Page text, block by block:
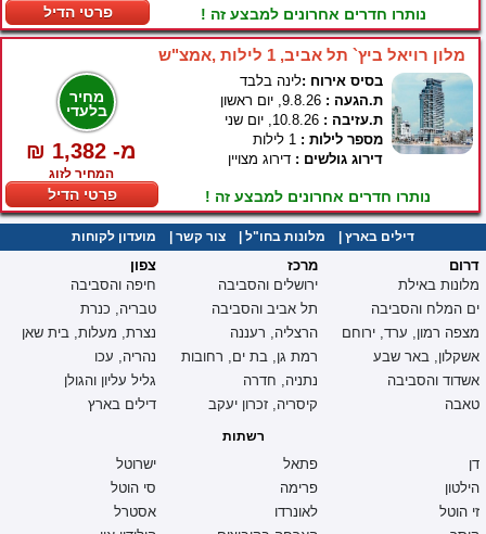
פרטי הדיל נותרו חדרים אחרונים למבצע זה !
מלון רויאל ביץ` תל אביב, 1 לילות ,אמצ"ש
מחיר
בלעדי
₪ 1,382 -מ
המחיר לזוג
פרטי הדיל
בסיס אירוח :לינה בלבד
ת.הגעה :
ת.עזיבה :
מספר לילות :
דירוג גולשים : דירוג מצויין
נותרו חדרים אחרונים למבצע זה !
דילים בארץ מלונות בחו"ל צור קשר מועדון לקוחות
צפון
חיפה והסביבה
טבריה, כנרת
נצרת, מעלות, בית שאן
נהריה, עכו
גליל עליון והגולן
דילים בארץ
מרכז
ירושלים והסביבה
תל אביב והסביבה
הרצליה, רעננה
רמת גן, בת ים, רחובות
נתניה, חדרה
קיסריה, זכרון יעקב
דרום
מלונות באילת
ים המלח והסביבה
מצפה רמון, ערד, ירוחם
אשקלון, באר שבע
אשדוד והסביבה
טאבה
רשתות
ישרוטל
סי הוטל
אסטרל
פתאל
פרימה
לאונרדו
דן
הילטון
זי הוטל